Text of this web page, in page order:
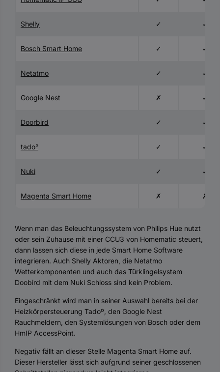
Shelly ✓ ✓
Bosch Smart Home ✓ ✓
Netatmo ✓ ✓
Google Nest ✗ ✓
Doorbird ✓ ✓
tado° ✓ ✓
Nuki ✓ ✓
Magenta Smart Home ✗ ✗
Wenn man das Beleuchtungssystem von Philips Hue nutzt
oder sein Zuhause mit einer CCU3 von Homematic steuert,
dann lassen sich diese in jede Smart Home Software
integrieren. Auch Shelly Aktoren, die Netatmo
Wetterkomponenten und auch das Türklingelsystem
Doobird mit dem Nuki Schloss sind kein Problem.
Eingeschränkt wird man in seiner Auswahl bereits bei der
Heizkörpersteuerung Tadoº, den Google Nest
Rauchmeldern, den Systemlösungen von Bosch oder dem
HmIP AccessPoint.
Negativ fällt an dieser Stelle Magenta Smart Home auf.
Dieser Hersteller lässt sich aufgrund seiner geschlossenen